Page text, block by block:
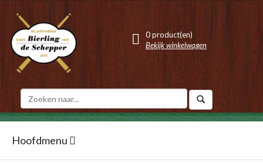
0 product(en)
Bekijk winkelwagen
Hoofdmenu